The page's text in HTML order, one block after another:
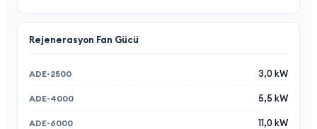
Rejenerasyon Fan Gücü
3,0 kW
5,5 kW
11,0 kW